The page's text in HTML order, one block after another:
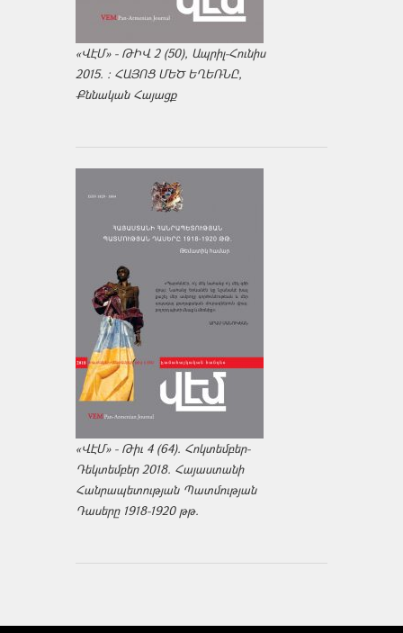
«ՎԷՄ» - ԹԻՎ 2 (50), Ապրիլ-Հունիս
2015. : ՀԱՅՈՑ ՄԵԾ ԵՂԵՌՆԸ,
Քննական Հայացք
«ՎԷՄ» - Թիւ 4 (64). Հոկտեմբեր-
Դեկտեմբեր 2018. Հայաստանի
Հանրապետության Պատմության
Դասերը 1918-1920 թթ.